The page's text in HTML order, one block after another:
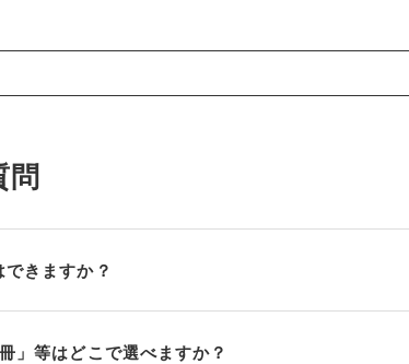
問
きますか？
冊」等はどこで選べますか？